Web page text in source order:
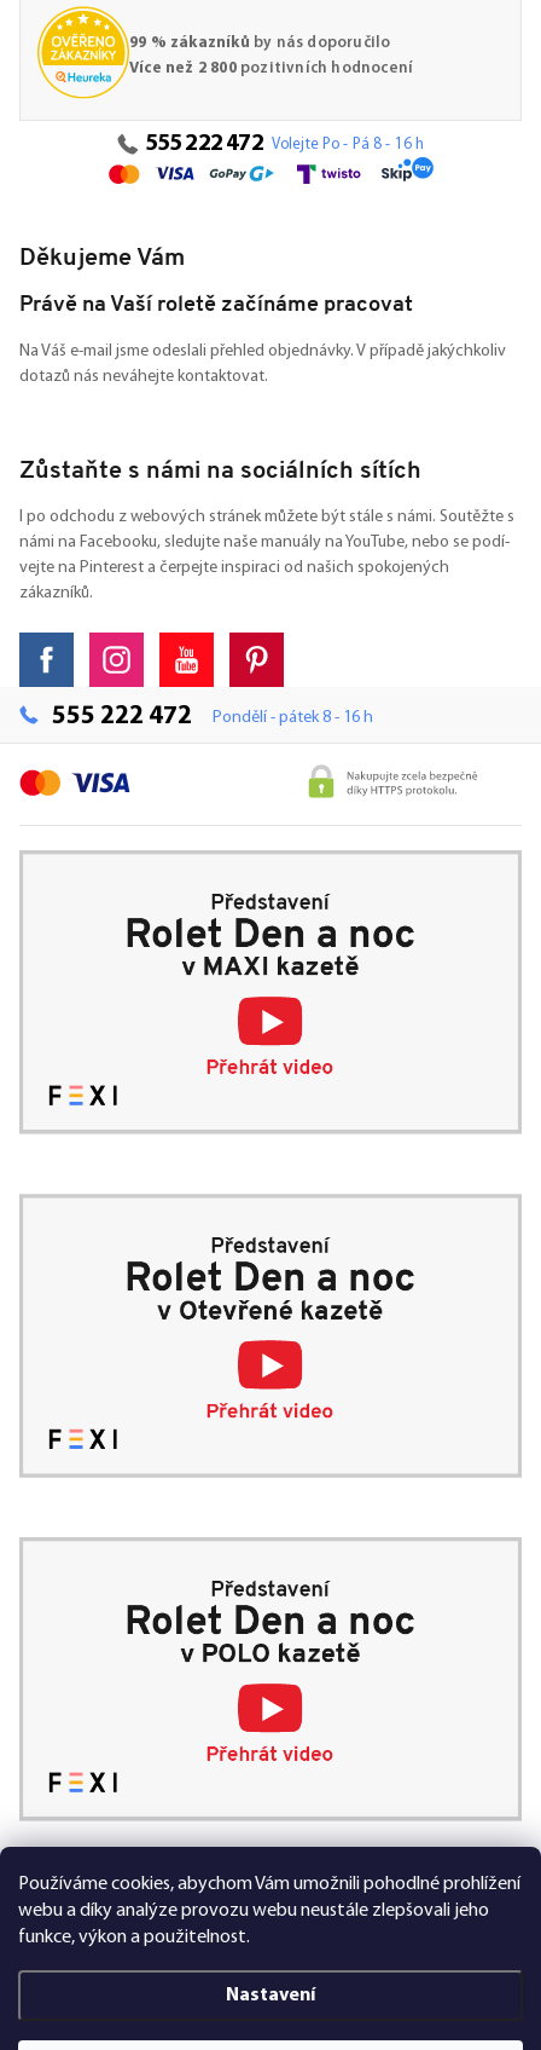
Používáme cookies, abychom Vám umožnili pohodlné prohlížení
webu a díky analýze provozu webu neustále zlepšovali jeho
funkce, výkon a použitelnost.
Nastavení
99 % zákazníků by nás doporučilo
Více než 2 800pozitivních hodnocení
555 222 472 Volejte Po - Pá 8 - 16 h
Děkujeme Vám
Právě na Vaší roletě začínáme pracovat
Na Váš e-mail jsme odeslali přehled objednávky. V případě jakýchkoliv
dotazů nás neváhejte kontaktovat.
Zůstaňte s námi na sociálních sítích
I po odchodu z webových stránek můžete být stále s námi. Soutěžte s
námi na Facebooku, sledujte naše manuály na YouTube, nebo se podí-
vejte na Pinterest a čerpejte inspiraci od našich spokojených
zákazníků.
555 222 472 Pondělí - pátek 8 - 16 h
99 % spokojených zákazníků
Vytvořil Shoptet Premium